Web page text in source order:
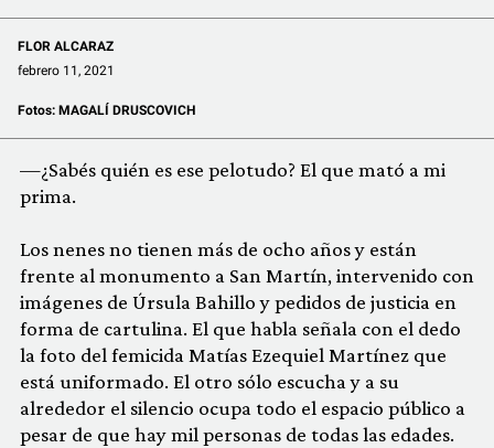
FLOR ALCARAZ
febrero 11, 2021
Fotos: MAGALÍ DRUSCOVICH
—¿Sabés quién es ese pelotudo? El que mató a mi
prima.
Los nenes no tienen más de ocho años y están
frente al monumento a San Martín, intervenido con
imágenes de Úrsula Bahillo y pedidos de justicia en
forma de cartulina. El que habla señala con el dedo
la foto del femicida Matías Ezequiel Martínez que
está uniformado. El otro sólo escucha y a su
alrededor el silencio ocupa todo el espacio público a
pesar de que hay mil personas de todas las edades.